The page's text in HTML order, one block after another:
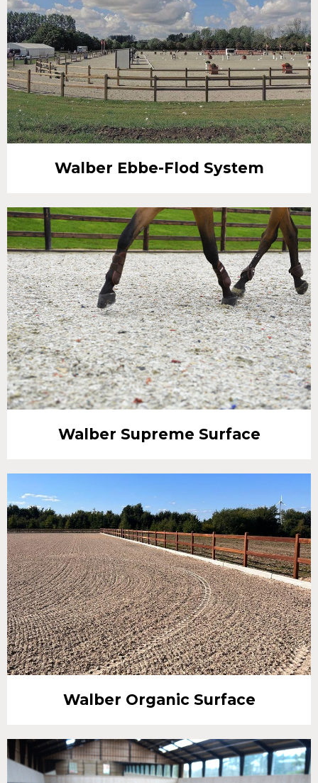
Walber Ebbe-Flod System
Walber Supreme Surface
Walber Organic Surface